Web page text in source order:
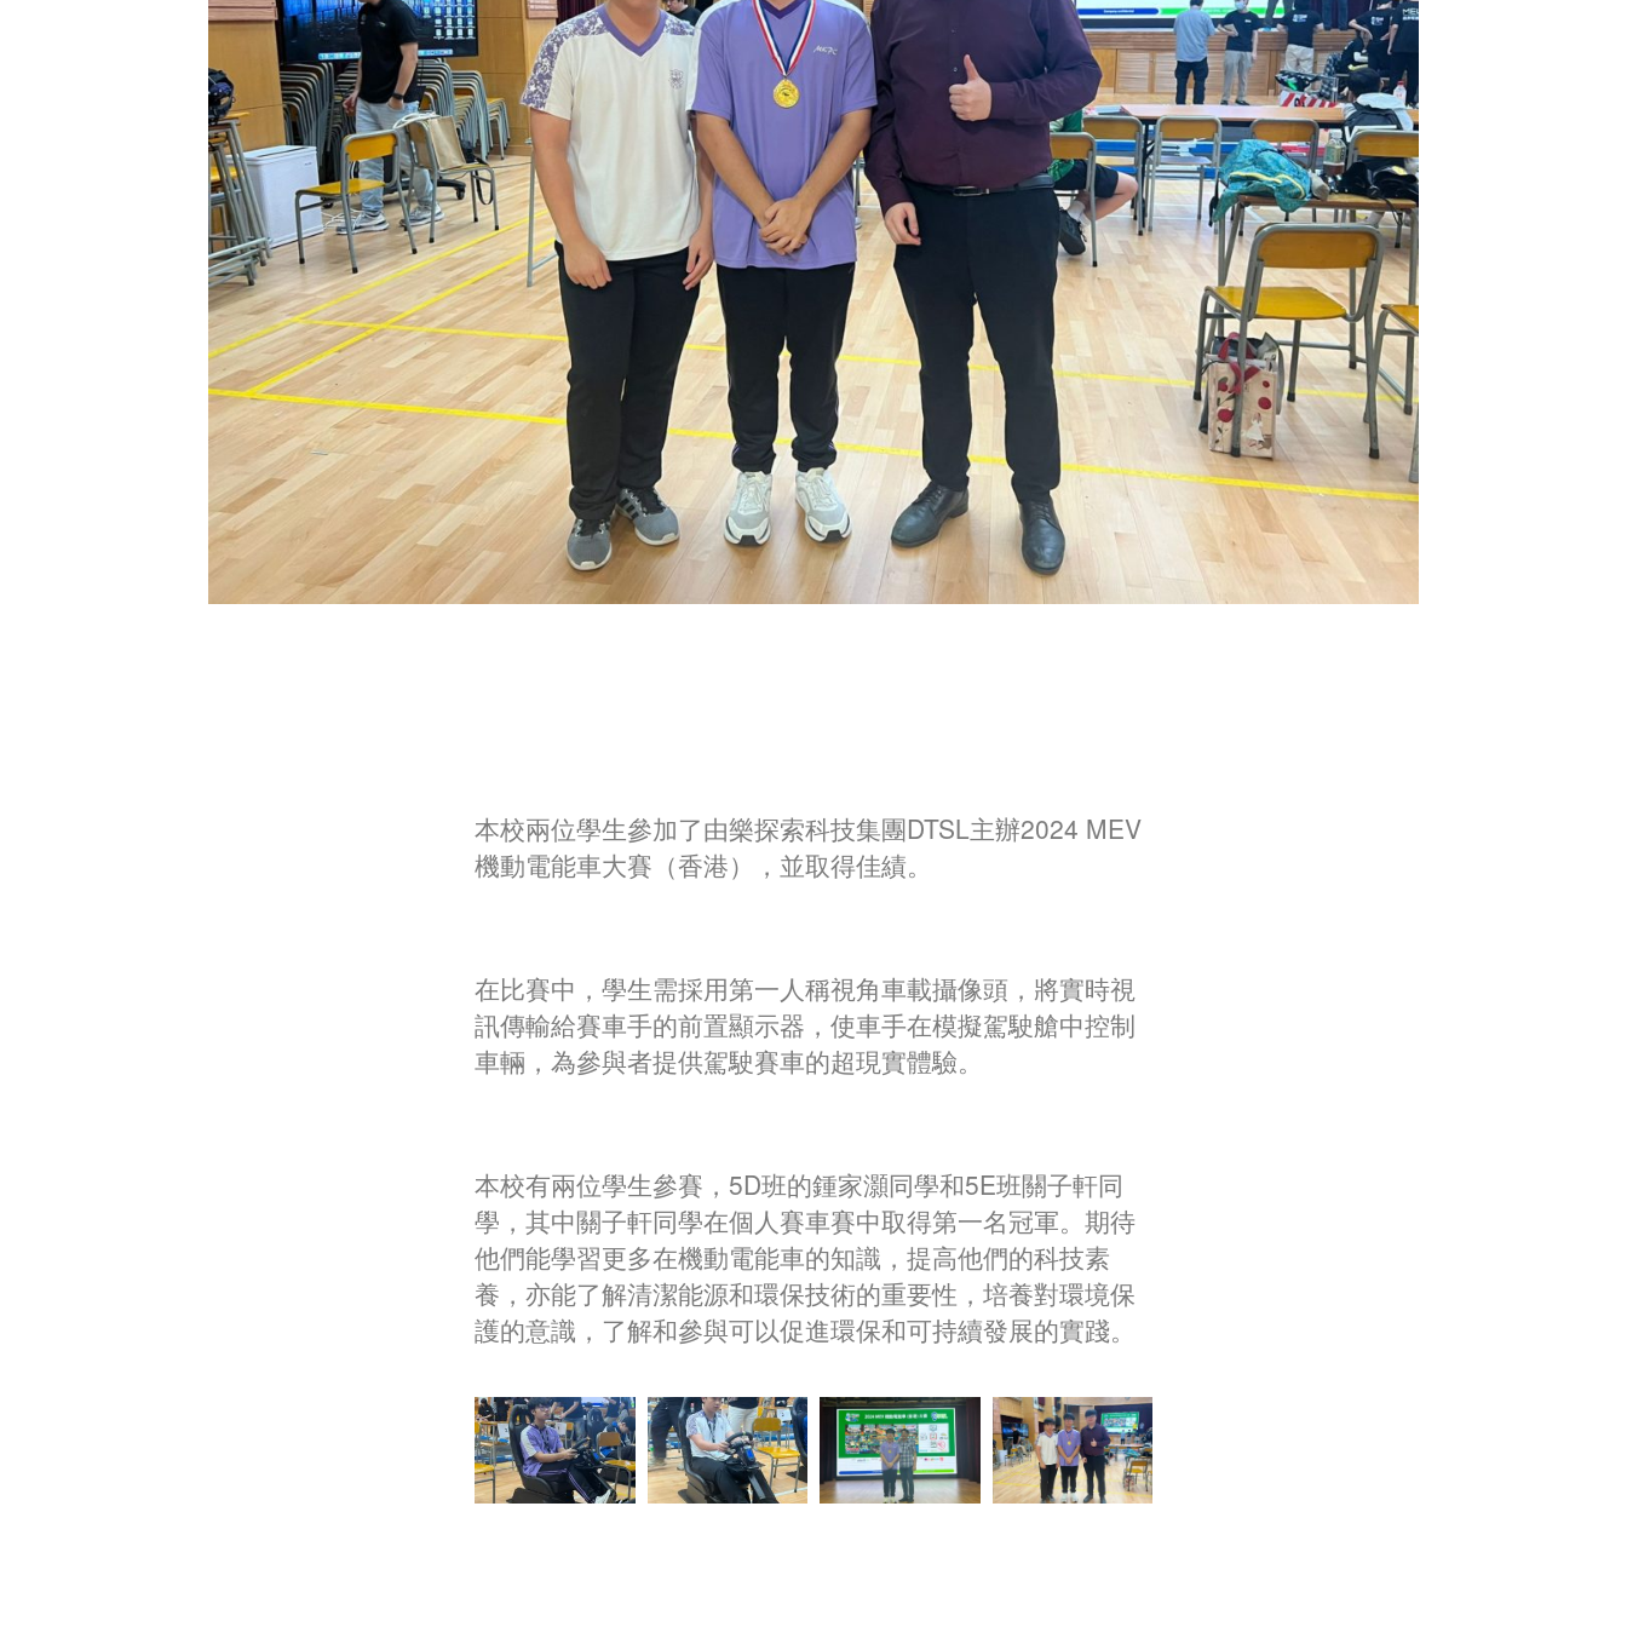
本校兩位學生參加了由樂探索科技集團DTSL主辦2024 MEV
機動電能車大賽（香港），並取得佳績。
在比賽中，學生需採用第一人稱視角車載攝像頭，將實時視
訊傳輸給賽車手的前置顯示器，使車手在模擬駕駛艙中控制
車輛，為參與者提供駕駛賽車的超現實體驗。
本校有兩位學生參賽，5D班的鍾家灝同學和5E班關子軒同
學，其中關子軒同學在個人賽車賽中取得第一名冠軍。期待
他們能學習更多在機動電能車的知識，提高他們的科技素
養，亦能了解清潔能源和環保技術的重要性，培養對環境保
護的意識，了解和參與可以促進環保和可持續發展的實踐。